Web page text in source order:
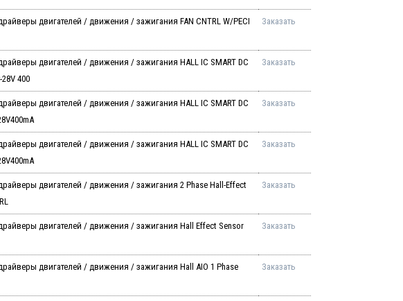
двигателей / движения / зажигания FAN CNTRL W/PECI
Заказать
двигателей / движения / зажигания HALL IC SMART DC
28V 400
Заказать
двигателей / движения / зажигания HALL IC SMART DC
Заказать
двигателей / движения / зажигания HALL IC SMART DC
Заказать
двигателей / движения / зажигания 2 Phase Hall-Effect
Заказать
двигателей / движения / зажигания Hall Effect Sensor
Заказать
двигателей / движения / зажигания Hall AIO 1 Phase
Заказать